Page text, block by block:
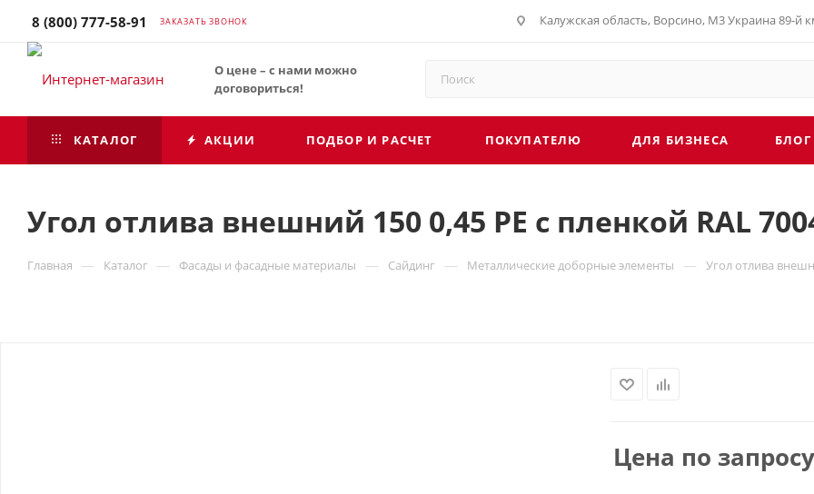
8 (800) 777-58-91 ЗАКАЗАТЬ ЗВОНОК Калужская область, Ворсино, М3 Украина 89-й
О цене – с нами можно
договориться!
КАТАЛОГ АКЦИИ ПОДБОР И РАСЧЕТ ПОКУПАТЕЛЮ ДЛЯ БИЗНЕСА БЛОГ
Угол отлива внешний 150 0,45 PE с пленкой RAL
Главная — Каталог — Фасады и фасадные материалы — Сайдинг — Металлические доборные элементы — Угол отлива
Цена по запросу